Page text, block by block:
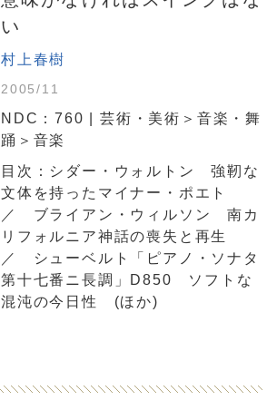
い
村上春樹
2005/11
NDC：760 | 芸術・美術＞音楽・舞
踊＞音楽
目次：シダー・ウォルトン 強靭な
文体を持ったマイナー・ポエト
／ ブライアン・ウィルソン 南カ
リフォルニア神話の喪失と再生
／ シューベルト「ピアノ・ソナタ
第十七番ニ長調」D850 ソフトな
混沌の今日性 (ほか)